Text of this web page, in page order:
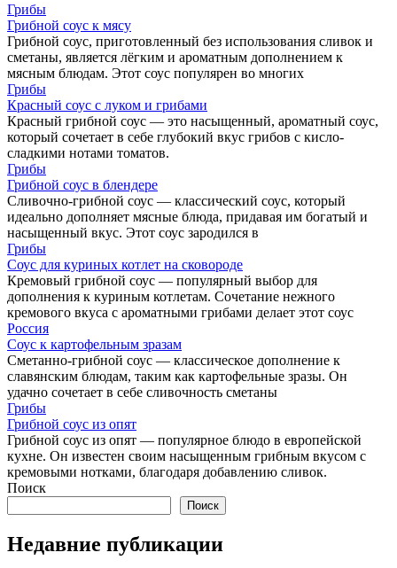
Грибы
Грибной соус к мясу
Грибной соус, приготовленный без использования сливок и
сметаны, является лёгким и ароматным дополнением к
мясным блюдам. Этот соус популярен во многих
Грибы
Красный соус с луком и грибами
Красный грибной соус — это насыщенный, ароматный соус,
который сочетает в себе глубокий вкус грибов с кисло-
сладкими нотами томатов.
Грибы
Грибной соус в блендере
Сливочно-грибной соус — классический соус, который
идеально дополняет мясные блюда, придавая им богатый и
насыщенный вкус. Этот соус зародился в
Грибы
Соус для куриных котлет на сковороде
Кремовый грибной соус — популярный выбор для
дополнения к куриным котлетам. Сочетание нежного
кремового вкуса с ароматными грибами делает этот соус
Россия
Соус к картофельным зразам
Сметанно-грибной соус — классическое дополнение к
славянским блюдам, таким как картофельные зразы. Он
удачно сочетает в себе сливочность сметаны
Грибы
Грибной соус из опят
Грибной соус из опят — популярное блюдо в европейской
кухне. Он известен своим насыщенным грибным вкусом с
кремовыми нотками, благодаря добавлению сливок.
Поиск
Поиск
Недавние публикации